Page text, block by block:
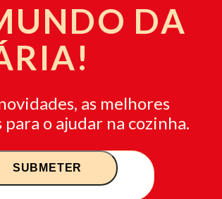
DA
as melhores
o ajudar na cozinha.